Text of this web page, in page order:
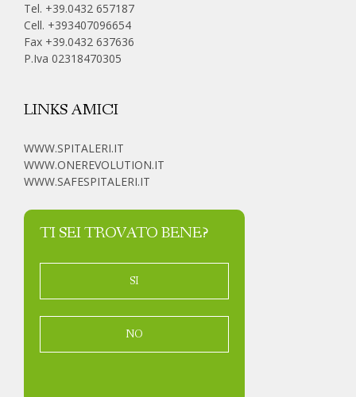
Tel. +39.0432 657187
Cell. +393407096654
Fax +39.0432 637636
P.Iva 02318470305
LINKS AMICI
WWW.SPITALERI.IT
WWW.ONEREVOLUTION.IT
WWW.SAFESPITALERI.IT
TI SEI TROVATO BENE?
SI
NO